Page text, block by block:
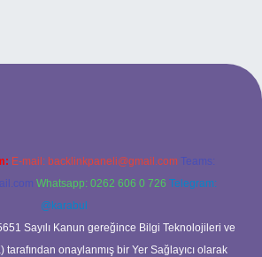
E-mail: backlinkpaneli@gmail.com Teams:
Whatsapp: 0262 606 0 726 Telegram:
@karabul
Sayılı Kanun gereğince Bilgi Teknolojileri ve
tarafından onaylanmış bir Yer Sağlayıcı olarak